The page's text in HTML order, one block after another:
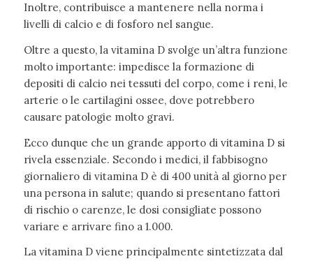
Inoltre, contribuisce a mantenere nella norma i
livelli di calcio e di fosforo nel sangue.
Oltre a questo, la vitamina D svolge un’altra funzione
molto importante: impedisce la formazione di
depositi di calcio nei tessuti del corpo, come i reni, le
arterie o le cartilagini ossee, dove potrebbero
causare patologie molto gravi.
Ecco dunque che un grande apporto di vitamina D si
rivela essenziale. Secondo i medici, il fabbisogno
giornaliero di vitamina D è di 400 unità al giorno per
una persona in salute; quando si presentano fattori
di rischio o carenze, le dosi consigliate possono
variare e arrivare fino a 1.000.
La vitamina D viene principalmente sintetizzata dal